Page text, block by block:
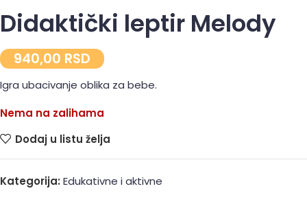
Didaktički leptir Melody
940,00 RSD
Igra ubacivanje oblika za bebe.
Nema na zalihama
Dodaj u listu želja
Kategorija: Edukativne i aktivne